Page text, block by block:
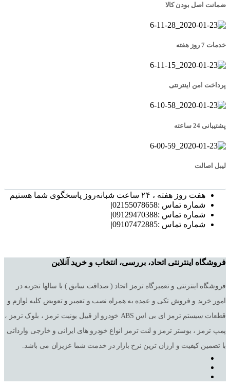
ضمانت اصل بودن کالا
خدمات 7 روز هفته
پرداخت امن اینترنتی
پشتیبانی 24 ساعته
لیبل اصالت
هفت روز هفته ، ۲۴ ساعت شبانه‌روز پاسخگوی شما هستیم
شماره تماس :02155078658|
شماره تماس :09129470388|
شماره تماس :09107472885|
فروشگاه اینترنتی اتحاد، بررسی، انتخاب و خرید آنلاین
فروشگاه اینترنتی و تعمیرگاه ترمز اتحاد ( صداقت سابق ) با سالها تجربه در
امور خرید و فروش تکی و عمده به همراه نصب و تعمیر و تعویض کلیه لوازم و
قطعات سیستم ترمز ای بی اس ABS خودرو از قبیل یونیت ترمز ، بلوک ترمز ،
پمپ ترمز ، بوستر ترمز و لنت ترمز انواع خودرو های ایرانی و خارجی وارداتی
با تضمین کیفیت و ارزان ترین نرخ بازار در خدمت شما عزیزان می باشد.